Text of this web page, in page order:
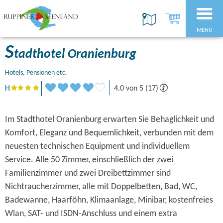
MENÜ
Stadthotel Oranienburg
Hotels, Pensionen etc.
H 4.0 von 5 (17)
Im Stadthotel Oranienburg erwarten Sie Behaglichkeit und
Komfort, Eleganz und Bequemlichkeit, verbunden mit dem
neuesten technischen Equipment und individuellem
Service. Alle 50 Zimmer, einschließlich der zwei
Familienzimmer und zwei Dreibettzimmer sind
Nichtraucherzimmer, alle mit Doppelbetten, Bad, WC,
Badewanne, Haarföhn, Klimaanlage, Minibar, kostenfreies
Wlan, SAT- und ISDN-Anschluss und einem extra